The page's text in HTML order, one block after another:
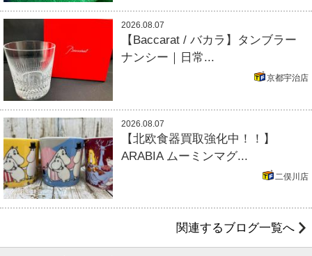
2026.08.07
【Baccarat / バカラ】タンブラー
ナンシー｜日常...
京都宇治店
2026.08.07
【北欧食器買取強化中！！】
ARABIA ムーミンマグ...
二俣川店
関連するブログ一覧へ